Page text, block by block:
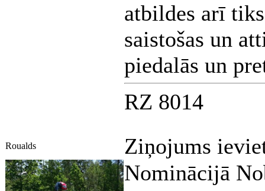
atbildes arī
saistošas un
piedalās un
RZ 8014
Roualds Ziņojums
Nominācijā